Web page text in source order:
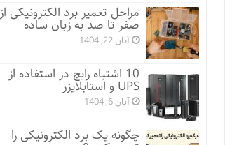
مراحل تعمیر برد الکترونیکی از
صفر تا صد به زبان ساده
آبان 22, 1404
10 اشتباه رایج در استفاده از
UPS و استابلایزر
آبان 6, 1404
چگونه یک برد الکترونیکی را